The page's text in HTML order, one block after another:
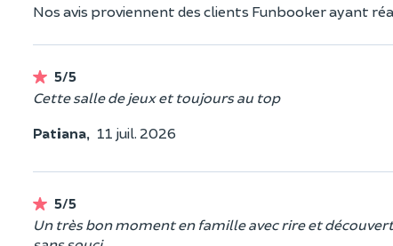
Nos avis proviennent des clients Funbooker ayant
5/5
Cette salle de jeux et toujours au top
Patiana, 11 juil. 2026
5/5
Un très bon moment en famille avec rire et